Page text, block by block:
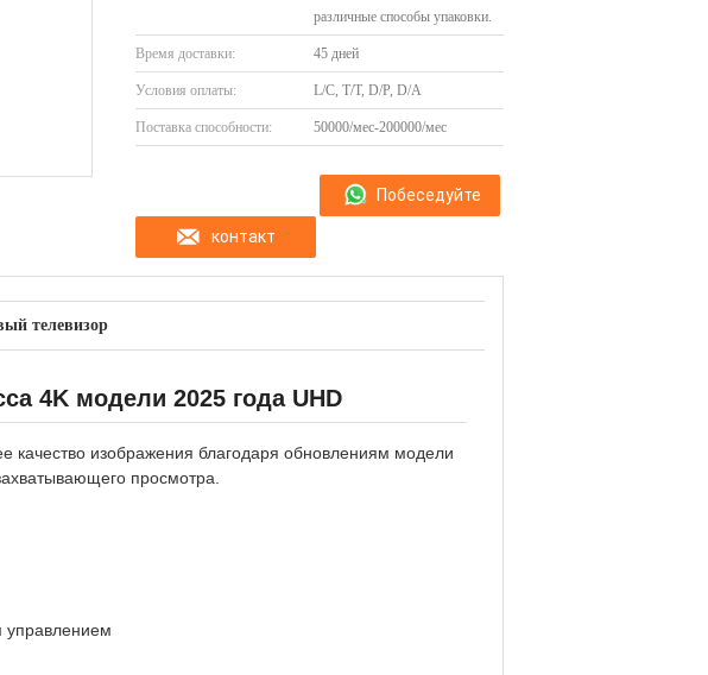
различные способы упаковки.
Время доставки: 45 дней
Условия оплаты: L/C, T/T, D/P, D/A
Поставка способности: 50000/мес-200000/мес
контакт
Побеседуйте
телевизор
4K модели 2025 года UHD
изображения благодаря обновлениям модели
просмотра.
управлением